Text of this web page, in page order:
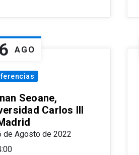
AGO
Seoane,
Carlos III
de Agosto de 2022